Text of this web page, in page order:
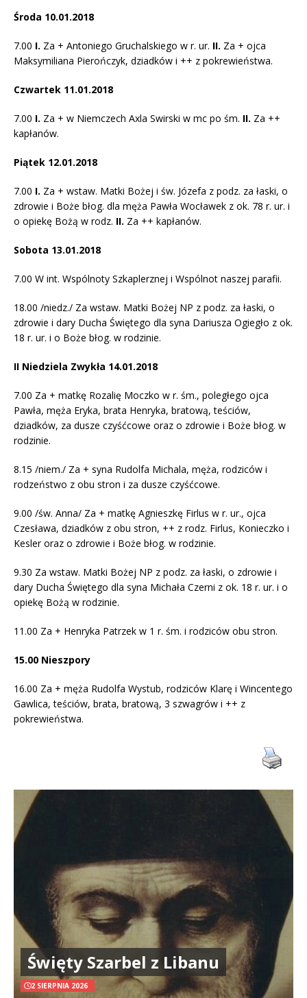
Środa 10.01.2018
7.00 I. Za + Antoniego Gruchalskiego w r. ur. II. Za + ojca
Maksymiliana Pierończyk, dziadków i ++ z pokrewieństwa.
Czwartek 11.01.2018
7.00 I. Za + w Niemczech Axla Swirski w mc po śm. II. Za ++
kapłanów.
Piątek 12.01.2018
7.00 I. Za + wstaw. Matki Bożej i św. Józefa z podz. za łaski, o
zdrowie i Boże błog. dla męża Pawła Wocławek z ok. 78 r. ur. i
o opiekę Bożą w rodz. II. Za ++ kapłanów.
Sobota 13.01.2018
7.00 W int. Wspólnoty Szkaplerznej i Wspólnot naszej parafii.
18.00 /niedz./ Za wstaw. Matki Bożej NP z podz. za łaski, o
zdrowie i dary Ducha Świętego dla syna Dariusza Ogiegło z ok.
18 r. ur. i o Boże błog. w rodzinie.
II Niedziela Zwykła 14.01.2018
7.00 Za + matkę Rozalię Moczko w r. śm., poległego ojca
Pawła, męża Eryka, brata Henryka, bratową, teściów,
dziadków, za dusze czyśćcowe oraz o zdrowie i Boże błog. w
rodzinie.
8.15 /niem./ Za + syna Rudolfa Michala, męża, rodziców i
rodzeństwo z obu stron i za dusze czyśćcowe.
9.00 /św. Anna/ Za + matkę Agnieszkę Firlus w r. ur., ojca
Czesława, dziadków z obu stron, ++ z rodz. Firlus, Konieczko i
Kesler oraz o zdrowie i Boże błog. w rodzinie.
9.30 Za wstaw. Matki Bożej NP z podz. za łaski, o zdrowie i
dary Ducha Świętego dla syna Michała Czerni z ok. 18 r. ur. i o
opiekę Bożą w rodzinie.
11.00 Za + Henryka Patrzek w 1 r. śm. i rodziców obu stron.
15.00 Nieszpory
16.00 Za + męża Rudolfa Wystub, rodziców Klarę i Wincentego
Gawlica, teściów, brata, bratową, 3 szwagrów i ++ z
pokrewieństwa.
Święty Szarbel z Libanu
2 SIERPNIA 2026